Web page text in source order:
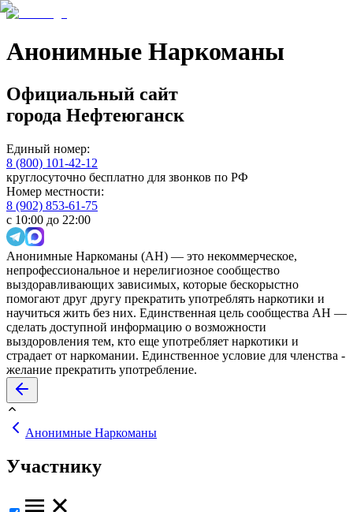
Анонимные Наркоманы
Официальный сайт
города Нефтеюганск
Единый номер:
8 (800) 101-42-12
круглосуточно бесплатно для звонков по РФ
Номер местности:
8 (902) 853-61-75
с 10:00 до 22:00
Анонимные Наркоманы (АН) — это некоммерческое,
непрофессиональное и нерелигиозное сообщество
выздоравливающих зависимых, которые бескорыстно
помогают друг другу прекратить употреблять наркотики и
научиться жить без них. Единственная цель сообщества АН —
сделать доступной информацию о возможности
выздоровления тем, кто еще употребляет наркотики и
страдает от наркомании. Единственное условие для членства -
желание прекратить употребление.
Анонимные Наркоманы
Участнику